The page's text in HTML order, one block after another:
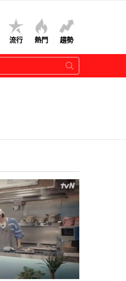
流行 熱門 趨勢